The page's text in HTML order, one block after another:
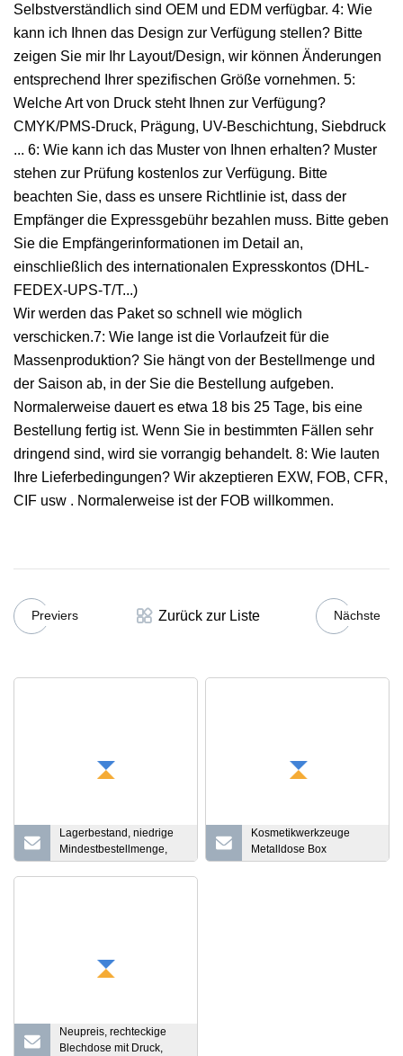
Selbstverständlich sind OEM und EDM verfügbar. 4: Wie
kann ich Ihnen das Design zur Verfügung stellen? Bitte
zeigen Sie mir Ihr Layout/Design, wir können Änderungen
entsprechend Ihrer spezifischen Größe vornehmen. 5:
Welche Art von Druck steht Ihnen zur Verfügung?
CMYK/PMS-Druck, Prägung, UV-Beschichtung, Siebdruck
... 6: Wie kann ich das Muster von Ihnen erhalten? Muster
stehen zur Prüfung kostenlos zur Verfügung. Bitte
beachten Sie, dass es unsere Richtlinie ist, dass der
Empfänger die Expressgebühr bezahlen muss. Bitte geben
Sie die Empfängerinformationen im Detail an,
einschließlich des internationalen Expresskontos (DHL-
FEDEX-UPS-T/T...)
Wir werden das Paket so schnell wie möglich
verschicken.7: Wie lange ist die Vorlaufzeit für die
Massenproduktion? Sie hängt von der Bestellmenge und
der Saison ab, in der Sie die Bestellung aufgeben.
Normalerweise dauert es etwa 18 bis 25 Tage, bis eine
Bestellung fertig ist. Wenn Sie in bestimmten Fällen sehr
dringend sind, wird sie vorrangig behandelt. 8: Wie lauten
Ihre Lieferbedingungen? Wir akzeptieren EXW, FOB, CFR,
CIF usw . Normalerweise ist der FOB willkommen.
Previers Zurück zur Liste Nächste
Lagerbestand, niedrige
Mindestbestellmenge,
hochwertige, runde
Kosmetikwerkzeuge
Metalldose Box
Augenbrauenstift
Neupreis, rechteckige
Blechdose mit Druck,